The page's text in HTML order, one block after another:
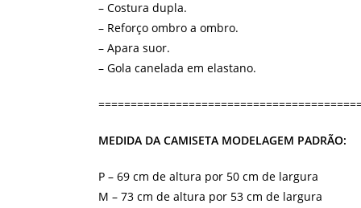
– Costura dupla.
– Reforço ombro a ombro.
– Apara suor.
– Gola canelada em elastano.
MEDIDA DA CAMISETA MODELAGEM PADRÃO:
P – 69 cm de altura por 50 cm de largura
M – 73 cm de altura por 53 cm de largura